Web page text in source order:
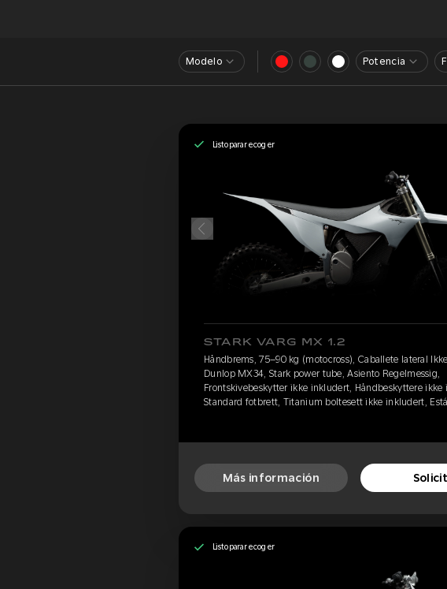
Modelo Potencia
Listo para recoger
STARK VARG MX 1.2
Håndbrems, 75–90 kg (motocross), Caballete lateral
Dunlop MX34, Stark power tube, Asiento Regelmessig,
Frontskivebeskytter ikke inkludert, Håndbeskyttere ikke
Standard fotbrett, Titanium boltesett ikke inkludert,
Más información
Listo para recoger